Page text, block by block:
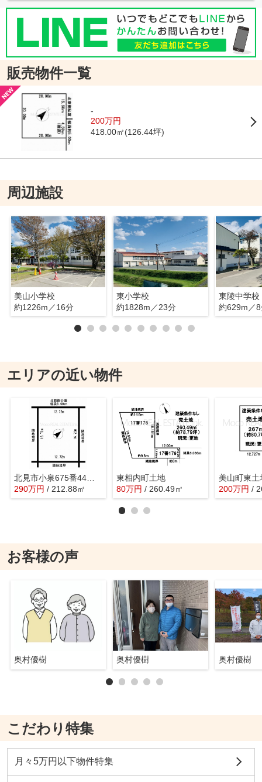
販売物件一覧
-
200万円
418.00㎡(126.44坪)
周辺施設
美山小学校
約1226m／16分
東小学校
約1828m／23分
東陵中学校
約629m／
エリアの近い物件
北見市小泉675番44土地
290万円 / 212.88㎡
東相内町土地
80万円 / 260.49㎡
美山町東土
200万円 /
お客様の声
奥村優樹 奥村優樹 奥村優樹
こだわり特集
月々5万円以下物件特集